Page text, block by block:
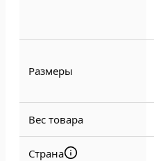
Размеры
Вес товара
Страна